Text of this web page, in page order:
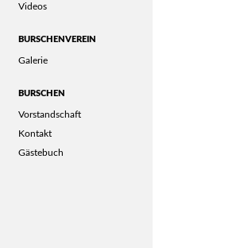
Videos
BURSCHENVEREIN
Galerie
BURSCHEN
Vorstandschaft
Kontakt
Gästebuch